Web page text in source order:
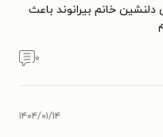
خانم بیرانوند باعث
۰
۱۴۰۴/۰۱/۱۴